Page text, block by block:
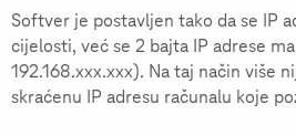
Softver je postavljen tako da se IP
cijelosti, već se 2 bajta IP adrese
192.168.xxx.xxx). Na taj način više
skraćenu IP adresu računalu koje